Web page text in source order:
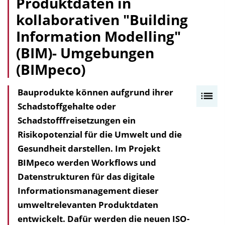
kollaborativen "Building
Information Modelling"
(BIM)- Umgebungen
(BIMpeco)
Bauprodukte können aufgrund ihrer
Schadstoffgehalte oder
Schadstofffreisetzungen ein
Risikopotenzial für die Umwelt und die
Gesundheit darstellen. Im Projekt
BIMpeco werden Workflows und
Datenstrukturen für das digitale
Informations­management dieser
umweltrelevanten Produktdaten
entwickelt. Dafür werden die neuen ISO-